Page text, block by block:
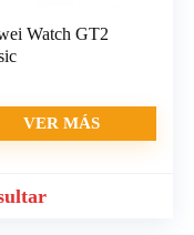
Watch GT2
VER MÁS